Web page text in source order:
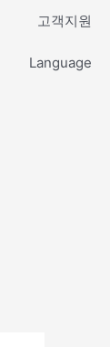
고객지원
Language